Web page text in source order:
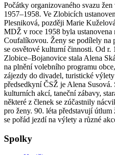
Počátky organizovaného svazu
1957–1958. Ve Zlobicích
Plesniková, později Marie
MDŽ v roce 1958 byla ustanovena
Coufalíkovou. Ženy se podílely
se osvětové kulturní činnosti. Od r.
Zlobice–Bojanovice stala Alena
na plnění volebního programu
zájezdy do divadel, turistické
předsedkyní ČSŽ je Alena Susová.
kulturních akcí, taneční zábavy,
některé z členek se zúčastnily
pro ženy. 90. léta představují
se pořád jezdí na výlety a různé
Spolky